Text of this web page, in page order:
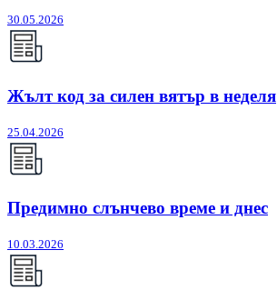
30.05.2026
Жълт код за силен вятър в неделя
25.04.2026
Предимно слънчево време и днес
10.03.2026